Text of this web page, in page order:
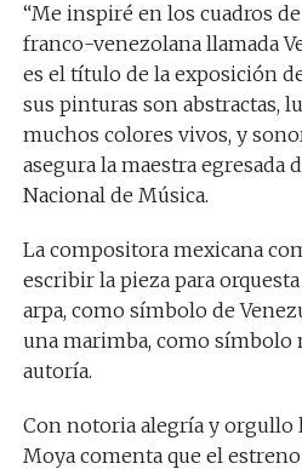
“Me inspiré en los cuadros
franco-venezolana llamada
es el título de la exposición
sus pinturas son abstractas,
muchos colores vivos, y
asegura la maestra egresada
Nacional de Música.
La compositora mexicana
escribir la pieza para
arpa, como símbolo de
una marimba, como símbolo
autoría.
Con notoria alegría y orgullo
Moya comenta que el